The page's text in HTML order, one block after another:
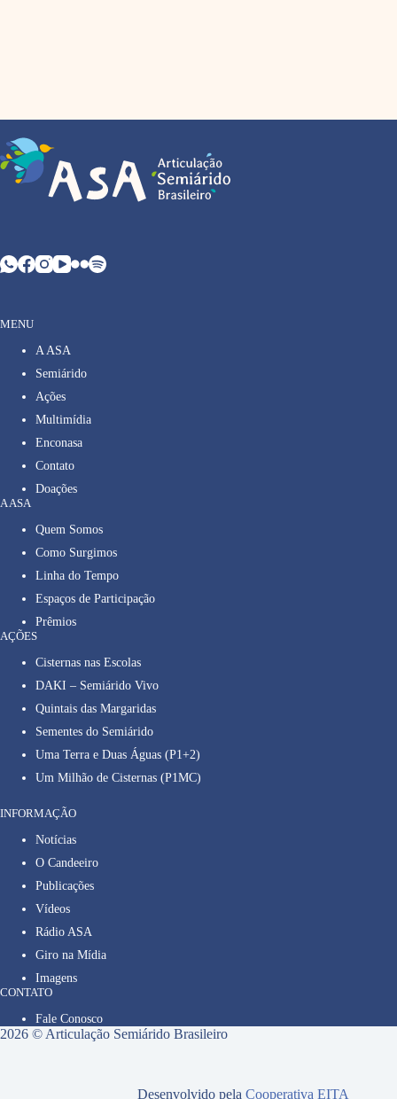
MENU
A ASA
Semiárido
Ações
Multimídia
Enconasa
Contato
Doações
A ASA
Quem Somos
Como Surgimos
Linha do Tempo
Espaços de Participação
Prêmios
AÇÕES
Cisternas nas Escolas
DAKI – Semiárido Vivo
Quintais das Margaridas
Sementes do Semiárido
Uma Terra e Duas Águas (P1+2)
Um Milhão de Cisternas (P1MC)
INFORMAÇÃO
Notícias
O Candeeiro
Publicações
Vídeos
Rádio ASA
Giro na Mídia
Imagens
CONTATO
Fale Conosco
2026 © Articulação Semiárido Brasileiro
Desenvolvido pelaCooperativa EITA